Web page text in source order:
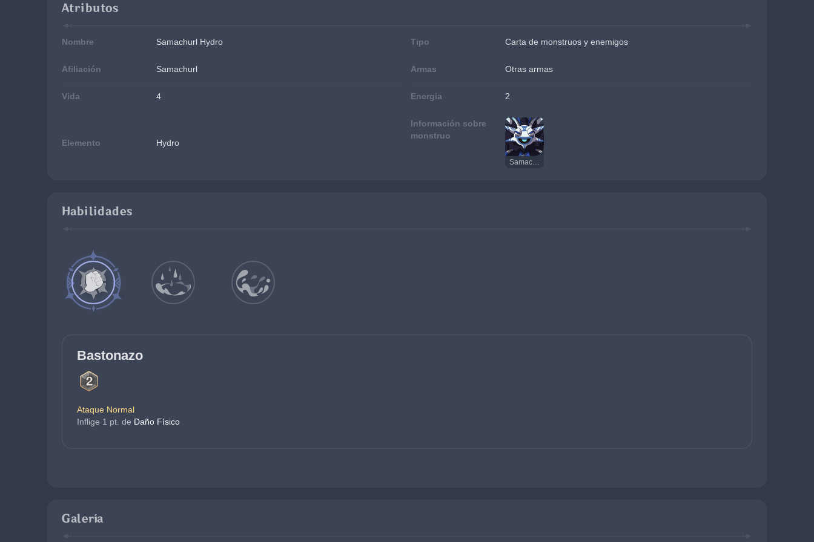
Atributos
Nombre Samachurl Hydro Tipo Carta de monstruos y enemigos
Afiliación Samachurl Armas Otras armas
Vida 4 Energia 2
Elemento Hydro
Información sobre
monstruo
Samachurl Hydro
Habilidades
Bastonazo
Ataque Normal
Inflige 1 pt. de Daño Físico
Galería